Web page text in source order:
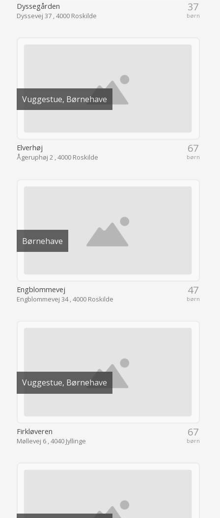
37
børn
Dyssegården
Dyssevej 37 , 4000 Roskilde
Vuggestue, Børnehave
67
børn
Elverhøj
Ågeruphøj 2 , 4000 Roskilde
Børnehave
47
børn
Engblommevej
Engblommevej 34 , 4000 Roskilde
Vuggestue, Børnehave
67
børn
Firkløveren
Møllevej 6 , 4040 Jyllinge